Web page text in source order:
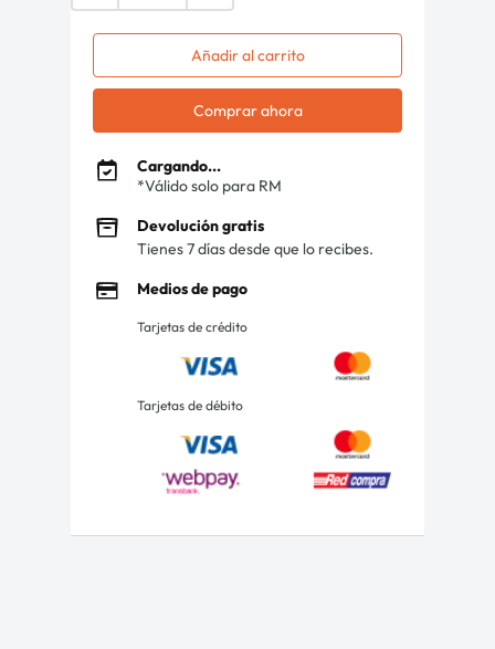
Añadir al carrito
Comprar ahora
Cargando...
*Válido solo para RM
Devolución gratis
Tienes 7 días desde que lo recibes.
Medios de pago
Tarjetas de crédito
Tarjetas de débito